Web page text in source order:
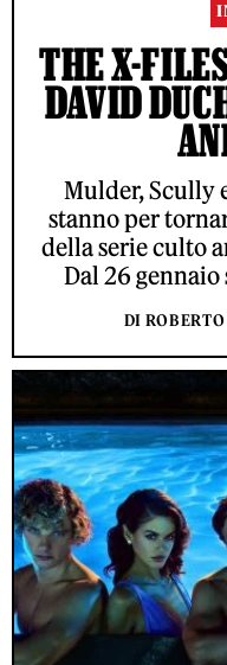
THE X-
DAVID
Mulder, Scully
stanno per
della serie culto
Dal 26 gennaio
DI